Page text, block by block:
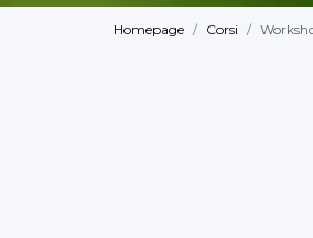
Homepage Corsi